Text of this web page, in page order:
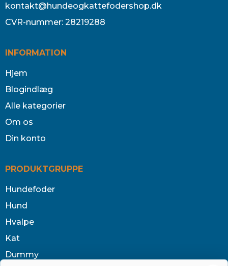
kontakt@hundeogkattefodershop.dk
CVR-nummer: 28219288
INFORMATION
Hjem
Blogindlæg
Alle kategorier
Om os
Din konto
PRODUKTGRUPPE
Hundefoder
Hund
Hvalpe
Kat
Dummy